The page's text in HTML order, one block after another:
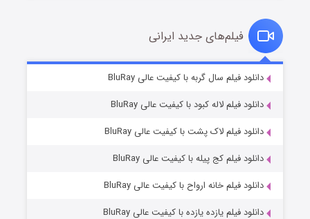
قسمت۷ (زیرنویس) منتشر شد
فیلم‌های جدید ایرانی
دانلود فیلم سال گربه با کیفیت عالی BluRay
دانلود فیلم لاله کبود با کیفیت عالی BluRay
دانلود فیلم لاک پشت با کیفیت عالی BluRay
دانلود فیلم کج‌ پیله با کیفیت عالی BluRay
دانلود فیلم خانه ارواح با کیفیت عالی BluRay
دانلود فیلم یازده یازده با کیفیت عالی BluRay